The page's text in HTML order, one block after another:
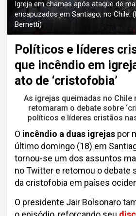
Igreja em chamas após ataque de
encapuzados em Santiago, no Chile.
Bernetti)
Políticos e líderes
que incêndio em
ato de ‘cristofobia’
As igrejas queimadas no Chile
retomaram o debate sobre
políticos e líderes cristãos
O incêndio a duas igrejas por
último domingo (18) em
tornou-se um dos assuntos
no Twitter e retomou o debate
da cristofobia em países
O presidente Jair Bolsonaro